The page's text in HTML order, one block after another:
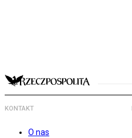
KONTAKT
O nas